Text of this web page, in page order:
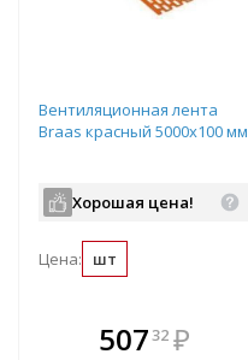
Вентиляционная лента
Braas красный 5000х100 мм
Хорошая цена!
Цена: шт
50732 ₽